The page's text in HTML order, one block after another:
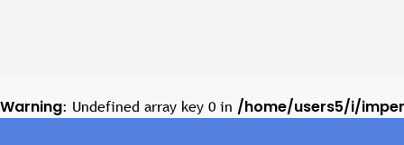
Warning: Undefined array key 0 in /home/users5/i/